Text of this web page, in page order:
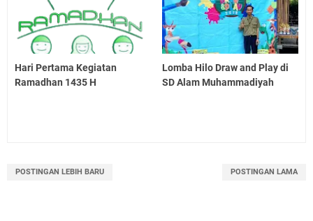
Hari Pertama Kegiatan
Ramadhan 1435 H
Lomba Hilo Draw and Play di
SD Alam Muhammadiyah
POSTINGAN LEBIH BARU POSTINGAN LAMA